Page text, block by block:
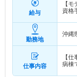
給与
【モ
資格
勤務地
沖縄
仕事内容
【
病棟